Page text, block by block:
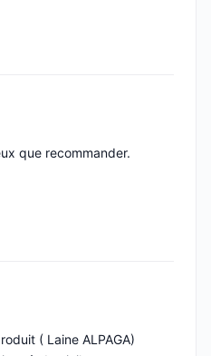
que recommander.
( Laine ALPAGA)